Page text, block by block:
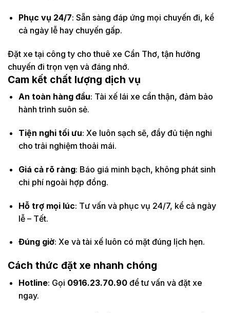
Phục vụ 24/7: Sẵn sàng đáp ứng mọi chuyến đi, kể
cả ngày lễ hay chuyến gấp.
Đặt xe tại công ty cho thuê xe Cần Thơ, tận hưởng
chuyến đi trọn vẹn và đáng nhớ.
Cam kết chất lượng dịch vụ
An toàn hàng đầu: Tài xế lái xe cẩn thận, đảm bảo
hành trình suôn sẻ.
Tiện nghi tối ưu: Xe luôn sạch sẽ, đầy đủ tiện nghi
cho trải nghiệm thoải mái.
Giá cả rõ ràng: Báo giá minh bạch, không phát sinh
chi phí ngoài hợp đồng.
Hỗ trợ mọi lúc: Tư vấn và phục vụ 24/7, kể cả ngày
lễ – Tết.
Đúng giờ: Xe và tài xế luôn có mặt đúng lịch hẹn.
Cách thức đặt xe nhanh chóng
Hotline: Gọi 0916.23.70.90để tư vấn và đặt xe
ngay.